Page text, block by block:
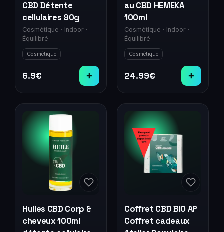
CBD Détente
cellulaires 90g
Cosmétique · Indoor ·
Équilibré
Cosmétique
6.9€ +
au CBD HEMEKA
100ml
Cosmétique · Indoor ·
Équilibré
Cosmétique
24.99€ +
Huiles CBD Corp &
cheveux 100ml
Coffret CBD BIO AP
Coffret cadeaux